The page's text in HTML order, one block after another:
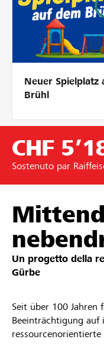
Sostenere
Aiuto &
Partner /
Collegarsi
DE FR IT
Neuer Spielplatz
Brühl
CHF
Sostenuto par
Un progetto della
Gürbe
Seit über 100 Jahren
Beeinträchtigung auf in der Stiftung